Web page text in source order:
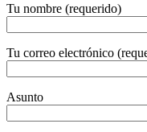
Tu nombre (requerido)
Tu correo electrónico
Asunto